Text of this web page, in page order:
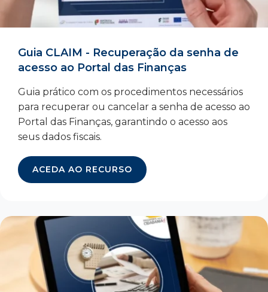
Guia CLAIM - Recuperação da senha de
acesso ao Portal das Finanças
Guia prático com os procedimentos necessários
para recuperar ou cancelar a senha de acesso ao
Portal das Finanças, garantindo o acesso aos
seus dados fiscais.
ACEDA AO RECURSO